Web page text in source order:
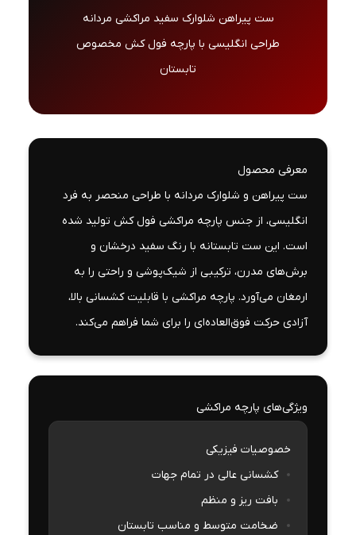
ست پیراهن شلوارک سفید مراکشی مردانه
طراحی انگلیسی با پارچه فول کش مخصوص
تابستان
معرفی محصول
ست پیراهن و شلوارک مردانه با طراحی منحصر به فرد
انگلیسی، از جنس پارچه مراکشی فول کش تولید شده
است. این ست تابستانه با رنگ سفید درخشان و
برش‌های مدرن، ترکیبی از شیک‌پوشی و راحتی را به
ارمغان می‌آورد. پارچه مراکشی با قابلیت کشسانی بالا،
آزادی حرکت فوق‌العاده‌ای را برای شما فراهم می‌کند.
ویژگی‌های پارچه مراکشی
خصوصیات فیزیکی
کشسانی عالی در تمام جهات
بافت ریز و منظم
ضخامت متوسط و مناسب تابستان